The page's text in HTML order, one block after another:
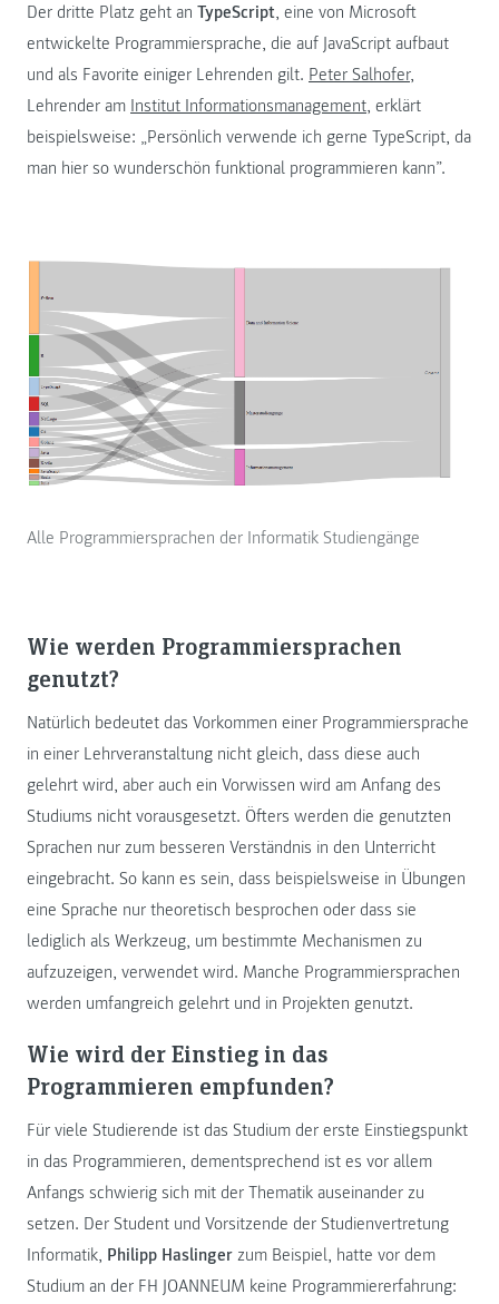
Der dritte Platz geht an TypeScript, eine von Microsoft
entwickelte Programmiersprache, die auf JavaScript aufbaut
und als Favorite einiger Lehrenden gilt. Peter Salhofer,
Lehrender am Institut Informationsmanagement, erklärt
beispielsweise: „Persönlich verwende ich gerne TypeScript, da
man hier so wunderschön funktional programmieren kann”.
Alle Programmiersprachen der Informatik Studiengänge
Wie werden Programmiersprachen
genutzt?
Natürlich bedeutet das Vorkommen einer Programmiersprache
in einer Lehrveranstaltung nicht gleich, dass diese auch
gelehrt wird, aber auch ein Vorwissen wird am Anfang des
Studiums nicht vorausgesetzt. Öfters werden die genutzten
Sprachen nur zum besseren Verständnis in den Unterricht
eingebracht. So kann es sein, dass beispielsweise in Übungen
eine Sprache nur theoretisch besprochen oder dass sie
lediglich als Werkzeug, um bestimmte Mechanismen zu
aufzuzeigen, verwendet wird. Manche Programmiersprachen
werden umfangreich gelehrt und in Projekten genutzt.
Wie wird der Einstieg in das
Programmieren empfunden?
Für viele Studierende ist das Studium der erste Einstiegspunkt
in das Programmieren, dementsprechend ist es vor allem
Anfangs schwierig sich mit der Thematik auseinander zu
setzen. Der Student und Vorsitzende der Studienvertretung
Informatik, Philipp Haslinger zum Beispiel, hatte vor dem
Studium an der FH JOANNEUM keine Programmiererfahrung: